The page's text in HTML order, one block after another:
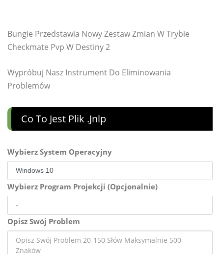
Bungie Przedstawia Nowy Zestaw Zmian W Trybie
Checkmate Pvp W Destiny 2
Wypróbuj Nasz Instrument Do Eliminowania
Problemów
Co To Jest Plik .jnlp
Wybierz System Operacyjny
Wybierz Program Projekcji (Opcjonalnie)
Opisz Swój Problem